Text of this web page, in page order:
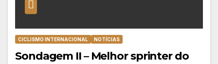
CICLISMO INTERNACIONAL NOTÍCIAS
Sondagem II – Melhor sprinter do